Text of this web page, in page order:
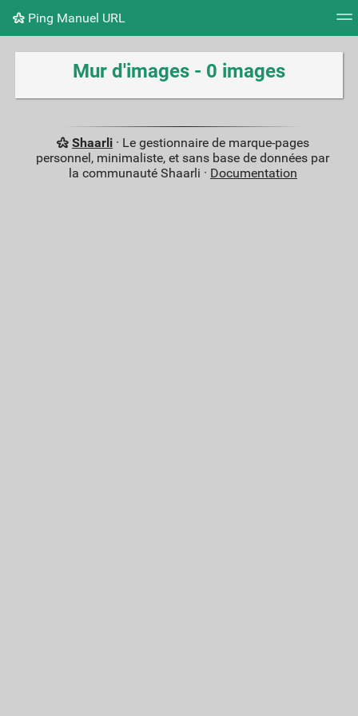
Ping Manuel URL
Nuage de tags Mur d'images Quotidien Flux
Mur d'images - 0 images
Shaarli· Le gestionnaire de marque-pages
personnel, minimaliste, et sans base de données par
la communauté Shaarli · Documentation